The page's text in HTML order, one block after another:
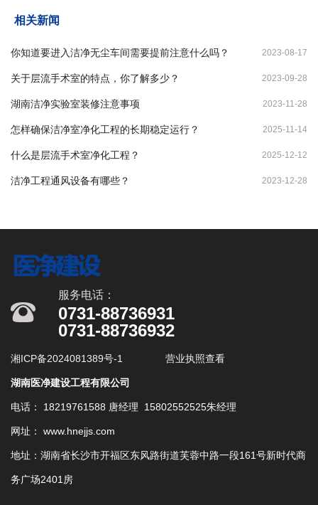
相关新闻
2023-08-17
你知道要进入洁净无尘车间需要提前注意什么吗？
2023-09-28
关于层流手术室的特点，你了解多少？
2023-11-28
湖南洁净实验室装修注意事项
2025-11-14
怎样确保洁净室净化工程的长期稳定运行？
2025-12-12
什么是层流手术室净化工程？
2023-12-28
洁净工程通风设备有哪些？
服务电话：
0731-88736931
0731-88736932
湘ICP备2024081389号-1 营业执照查看
湖南医净建设工程有限公司
电话： 18219761588 唐经理 15802552525朱经理
网址： www.hnejjs.com
地址：湖南省长沙市开福区东风路街道芙蓉中路一段161号新时代商
务广场2401房